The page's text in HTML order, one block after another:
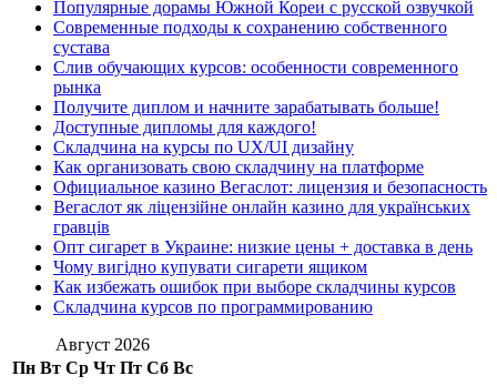
Популярные дорамы Южной Кореи с русской озвучкой
Современные подходы к сохранению собственного
сустава
Слив обучающих курсов: особенности современного
рынка
Получите диплом и начните зарабатывать больше!
Доступные дипломы для каждого!
Складчина на курсы по UX/UI дизайну
Как организовать свою складчину на платформе
Официальное казино Вегаслот: лицензия и безопасность
Вегаслот як ліцензійне онлайн казино для українських
гравців
Опт сигарет в Украине: низкие цены + доставка в день
Чому вигідно купувати сигарети ящиком
Как избежать ошибок при выборе складчины курсов
Складчина курсов по программированию
Август 2026
Пн Вт Ср Чт Пт Сб Вс